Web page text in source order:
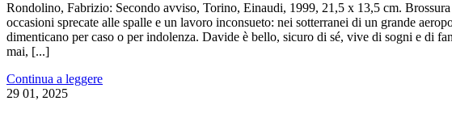
Rondolino, Fabrizio: Secondo avviso, Torino, Einaudi, 1999, 21,5 x 13,5 cm.
occasioni sprecate alle spalle e un lavoro inconsueto: nei sotterranei di un grande
dimenticano per caso o per indolenza. Davide è bello, sicuro di sé, vive di sogni e di
mai, [...]
Continua a leggere
29 01, 2025